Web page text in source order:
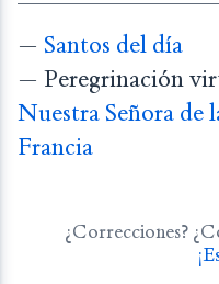
— Santos del día
— Peregrinación
Nuestra Señora de
Francia
¿Correcciones?